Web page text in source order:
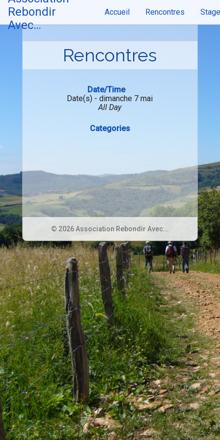
Skip
content
Rebondir
Avec…
Accueil Rencontres
Rencontres
Date/Time
Date(s) - dimanche 7 mai
All Day
Categories
© 2026 Association Rebondir Avec...